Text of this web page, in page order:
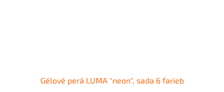
Gélové perá LUMA "neon", sada 6 farieb